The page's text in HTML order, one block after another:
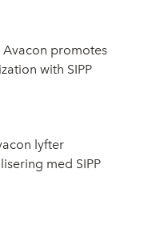
promotes
with SIPP
lyfter
med SIPP